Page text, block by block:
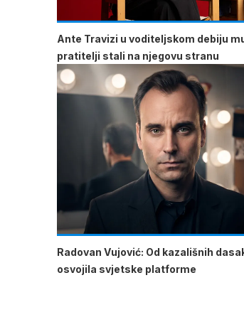
Ante Travizi u voditeljskom debiju
pratitelji stali na njegovu stranu
Radovan Vujović: Od kazališnih
osvojila svjetske platforme